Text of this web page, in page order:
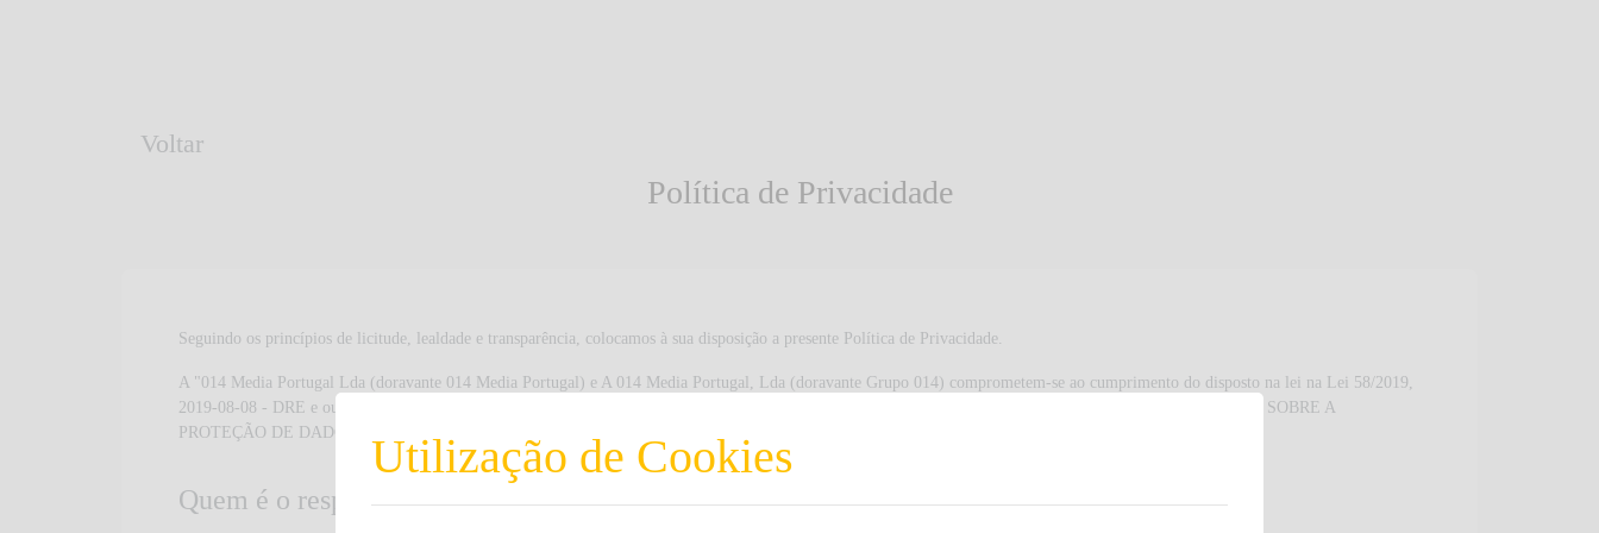
Utilização de Cookies
Voltar
Política de Privacidade
Seguindo os princípios de licitude, lealdade e transparência, colocamos à sua disposição a presente Política de Privacidade.
A "014 Media Portugal Lda (doravante 014 Media Portugal) e A 014 Media Portugal, Lda (doravante Grupo 014) comprometem-se ao cumprimento do disposto na lei na Lei 58/2019,
2019-08-08 - DRE e outras normativas em matéria de Proteção de Dados que resulte como aplicável a cada momento, em particular, REGULAMENTO GERAL SOBRE A
PROTEÇÃO DE DADOS – Regulamento (UE) n.º 679/2016, de 27 de abril."
Quem é o responsável de tratamento dos seus dados?